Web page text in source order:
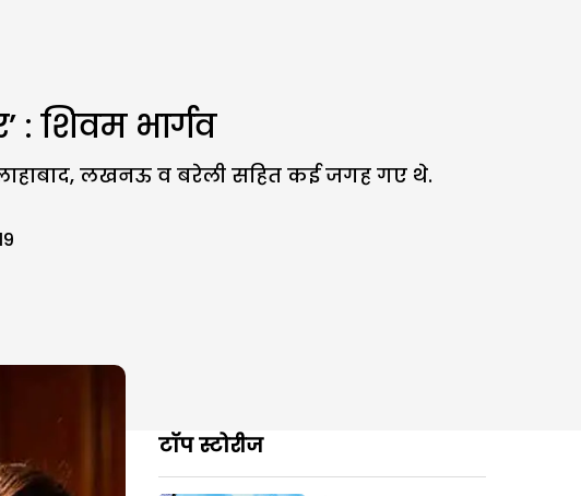
शिवम भार्गव
लखनऊ व बरेली सहित कई जगह गए थे.
टॉप स्टोरीज